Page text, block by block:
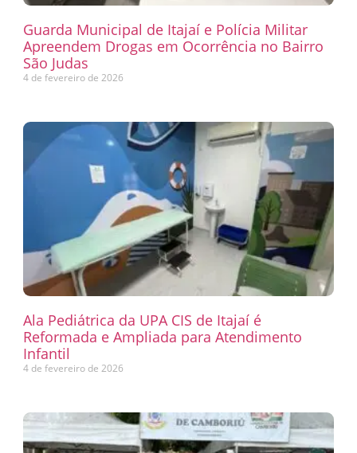
Guarda Municipal de Itajaí e Polícia Militar
Apreendem Drogas em Ocorrência no Bairro
São Judas
4 de fevereiro de 2026
Ala Pediátrica da UPA CIS de Itajaí é
Reformada e Ampliada para Atendimento
Infantil
4 de fevereiro de 2026